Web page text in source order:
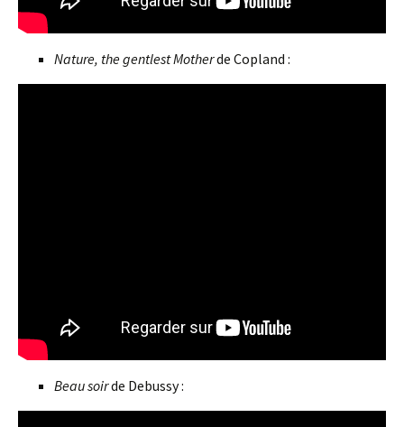
Nature, the gentlest Motherde Copland :
Beau soirde Debussy :